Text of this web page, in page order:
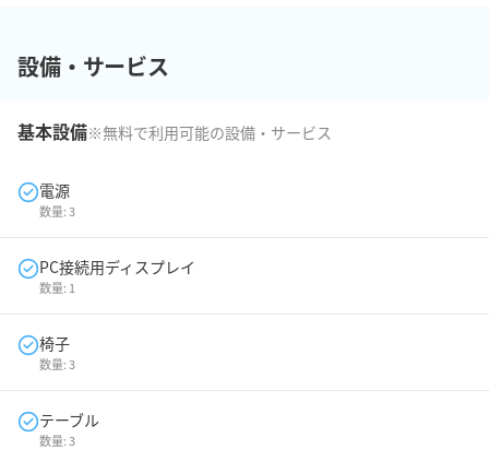
設備・サービス
基本設備※無料で利用可能の設備・サービス
電源
数量:3
PC接続用ディスプレイ
数量: 1
椅子
数量:3
テーブル
数量:3